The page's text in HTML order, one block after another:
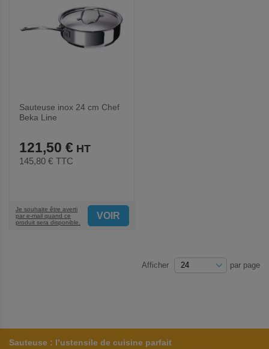
Sauteuse inox 24 cm Chef
Beka Line
121,50 €
145,80 € TTC
Je souhaite être averti
par e-mail quand ce
produit sera disponible.
VOIR
Afficher par page
Sauteuse : l’ustensile de cuisine parfait